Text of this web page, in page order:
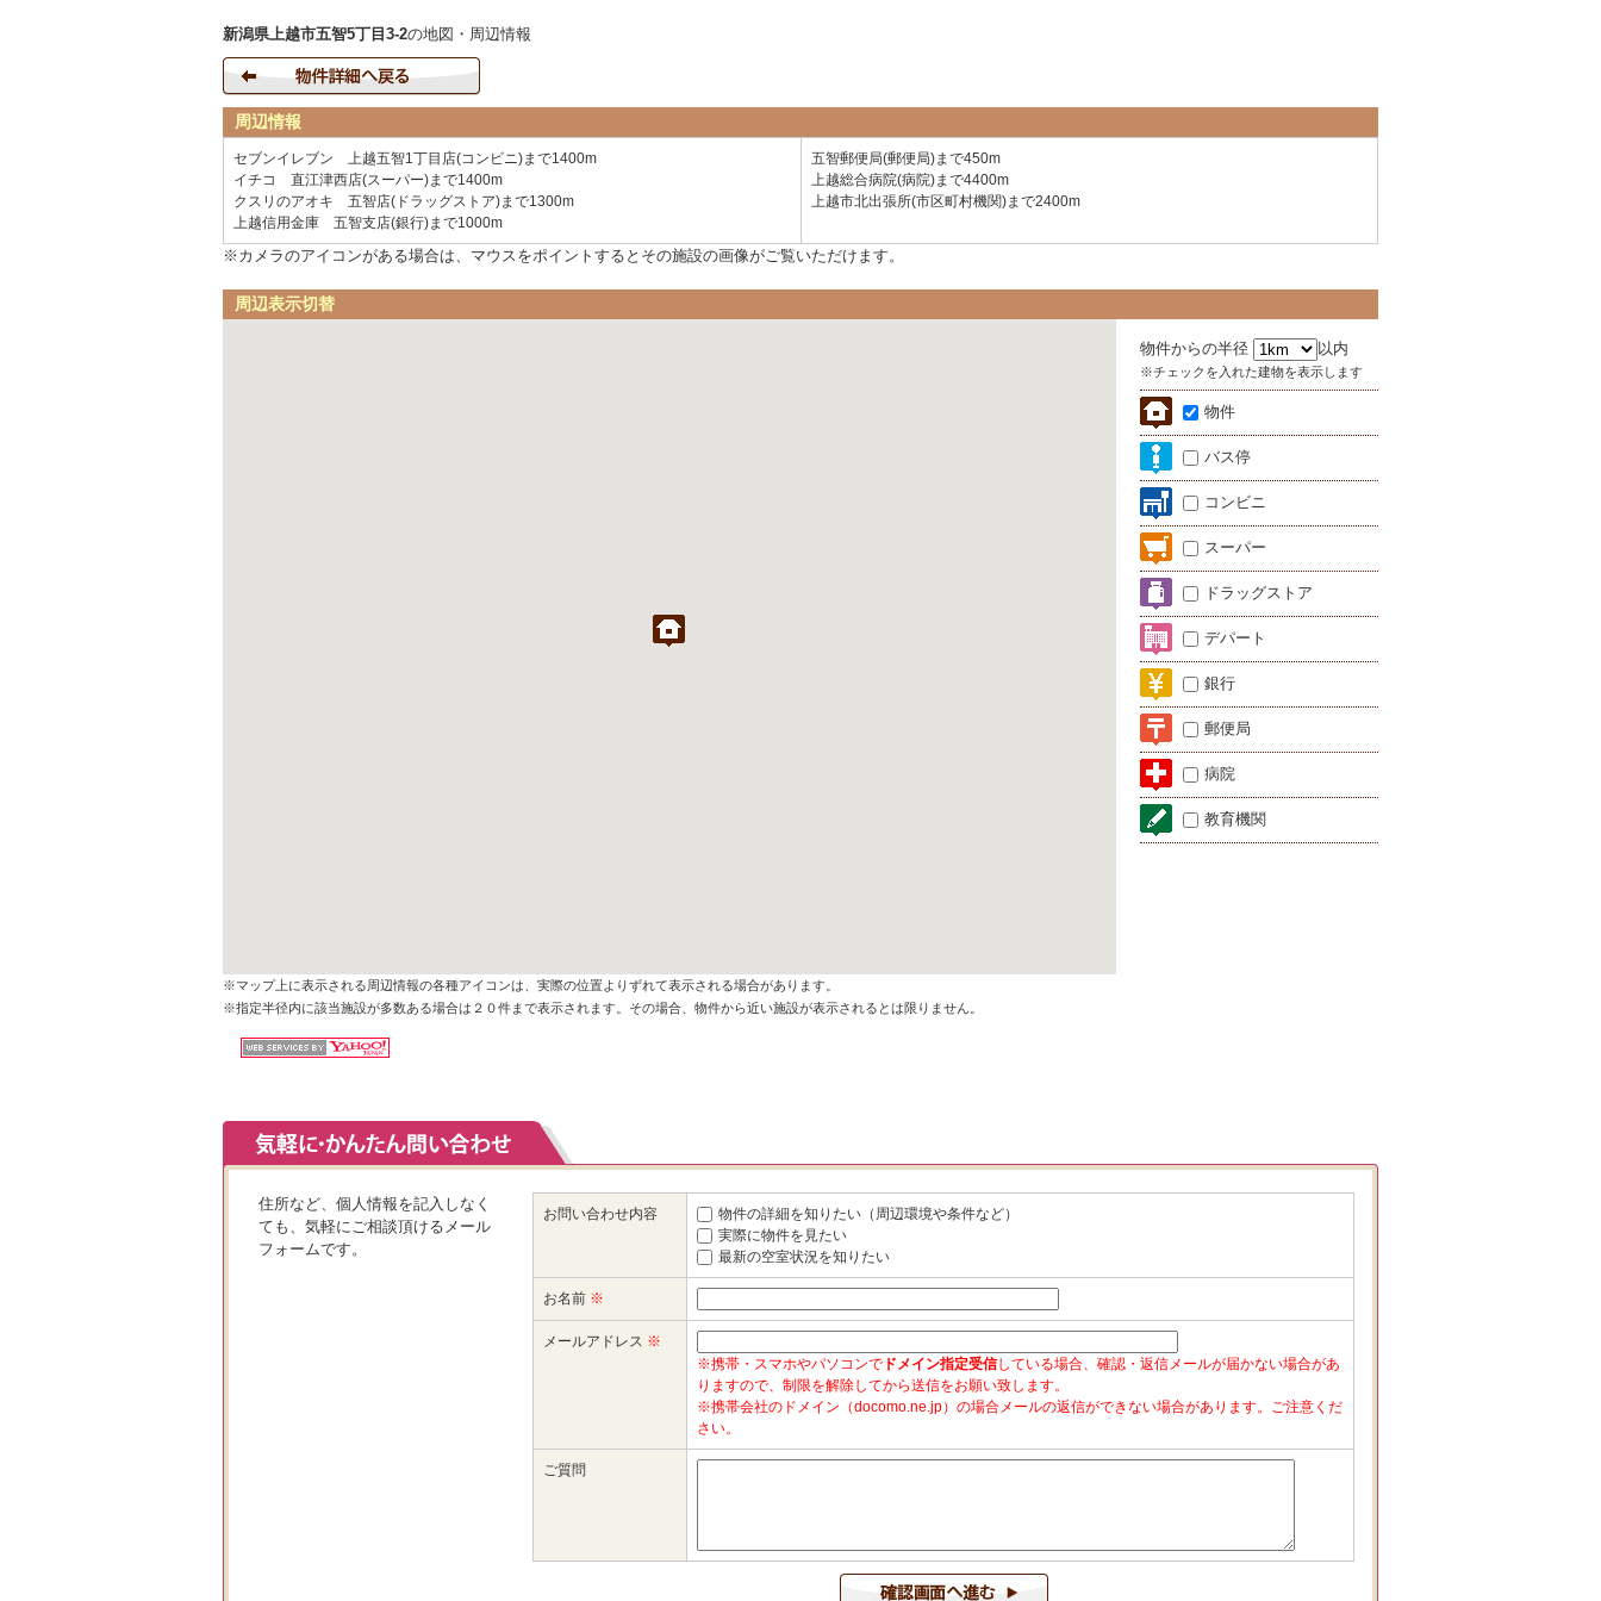
新潟県上越市五智5丁目3-2の地図・周辺情報
周辺情報
セブンイレブン 上越五智1丁目店(コンビニ)まで1400m
イチコ 直江津西店(スーパー)まで1400m
クスリのアオキ 五智店(ドラッグストア)まで1300m
上越信用金庫 五智支店(銀行)まで1000m
五智郵便局(郵便局)まで450m
上越総合病院(病院)まで4400m
上越市北出張所(市区町村機関)まで2400m
※カメラのアイコンがある場合は、マウスをポイントするとその施設の画像がご覧いただけます。
周辺表示切替
物件からの半径 以内
※チェックを入れた建物を表示します
物件
バス停
コンビニ
スーパー
ドラッグストア
デパート
銀行
郵便局
病院
教育機関
※マップ上に表示される周辺情報の各種アイコンは、実際の位置よりずれて表示される場合があります。
※指定半径内に該当施設が多数ある場合は２０件まで表示されます。その場合、物件から近い施設が表示されるとは限りません。